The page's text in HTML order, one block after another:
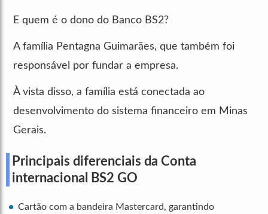
E quem é o dono do Banco BS2?
A família Pentagna Guimarães, que também foi
responsável por fundar a empresa.
À vista disso, a família está conectada ao
desenvolvimento do sistema financeiro em Minas
Gerais.
Principais diferenciais da Conta
internacional BS2 GO
Cartão com a bandeira Mastercard, garantindo